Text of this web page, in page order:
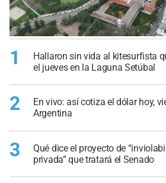
1
Hallaron sin vida al kitesurfista
el jueves en la Laguna Setúbal
2
En vivo: así cotiza el dólar hoy,
Argentina
3
Qué dice el proyecto de
privada” que tratará el Senado